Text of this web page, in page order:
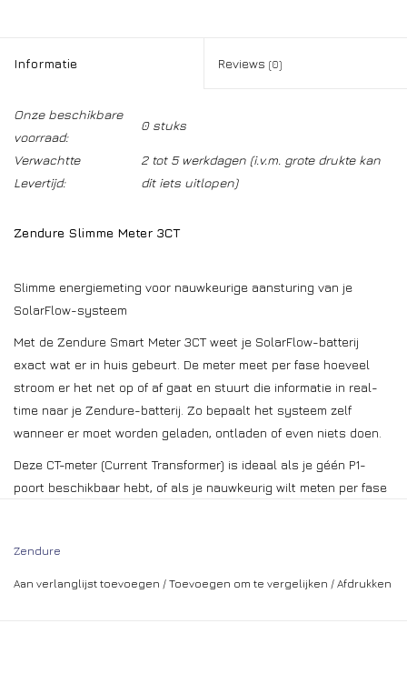
Informatie Reviews (0)
Onze beschikbare
voorraad:
0 stuks
Verwachtte
Levertijd:
2 tot 5 werkdagen (i.v.m. grote drukte kan
dit iets uitlopen)
Zendure Slimme Meter 3CT
Slimme energiemeting voor nauwkeurige aansturing van je
SolarFlow-systeem
Met de Zendure Smart Meter 3CT weet je SolarFlow-batterij
exact wat er in huis gebeurt. De meter meet per fase hoeveel
stroom er het net op of af gaat en stuurt die informatie in real-
time naar je Zendure-batterij. Zo bepaalt het systeem zelf
wanneer er moet worden geladen, ontladen of even niets doen.
Deze CT-meter (Current Transformer) is ideaal als je géén P1-
poort beschikbaar hebt, of als je nauwkeurig wilt meten per fase
poort. Dat is vaak eenvoudiger, maar meet alleen het totaal per
Zendure
Aan verlanglijst toevoegen / Toevoegen om te vergelijken / Afdrukken